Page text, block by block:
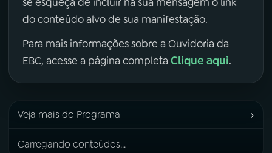
se esqueça de incluir na sua mensagem o link
do conteúdo alvo de sua manifestação.
Para mais informações sobre a Ouvidoria da
EBC, acesse a página completa Clique aqui.
Veja mais do Programa ›
Carregando conteúdos...